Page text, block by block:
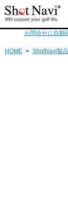
お問合せに自動
HOME > ShotNavi製